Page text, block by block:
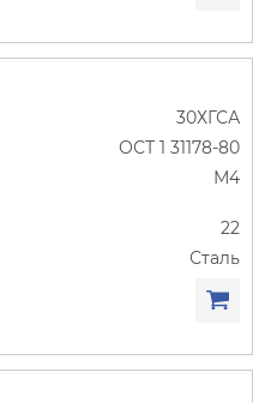
30ХГСА
ОСТ 1 31178-80
М4
22
Сталь